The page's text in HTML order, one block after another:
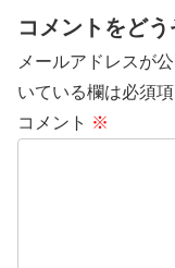
コメントをどう
メールアドレスが
いている欄は必須
コメント ※